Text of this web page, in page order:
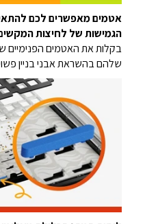
אטמים מאפשרים לכם
הגמישות של לחיצות
שלהם בהשראת אבני בניין